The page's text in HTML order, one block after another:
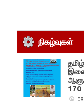
நிகழ்வுகள்
170